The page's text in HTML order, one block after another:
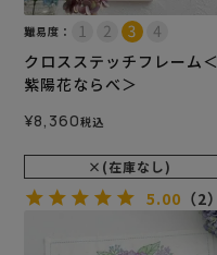
難易度：
クロスステッチフレーム＜
紫陽花ならべ＞
¥8,360税込
×(在庫なし)
5.00 （2）